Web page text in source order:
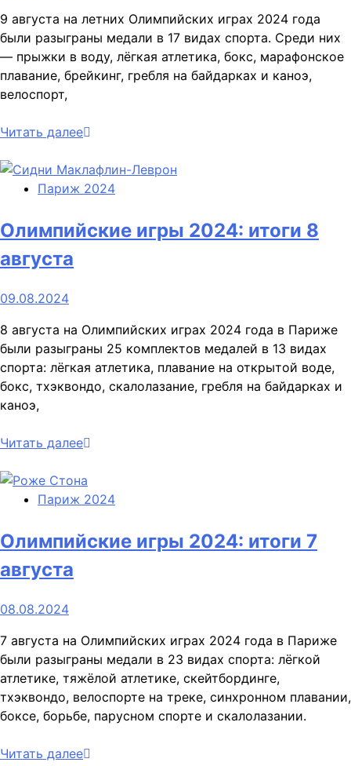
9 августа на летних Олимпийских играх 2024 года
были разыграны медали в 17 видах спорта. Среди них
— прыжки в воду, лёгкая атлетика, бокс, марафонское
плавание, брейкинг, гребля на байдарках и каноэ,
велоспорт,
Читать далее
Париж 2024
Олимпийские игры 2024: итоги 8
августа
09.08.2024
8 августа на Олимпийских играх 2024 года в Париже
были разыграны 25 комплектов медалей в 13 видах
спорта: лёгкая атлетика, плавание на открытой воде,
бокс, тхэквондо, скалолазание, гребля на байдарках и
каноэ,
Читать далее
Париж 2024
Олимпийские игры 2024: итоги 7
августа
08.08.2024
7 августа на Олимпийских играх 2024 года в Париже
были разыграны медали в 23 видах спорта: лёгкой
атлетике, тяжёлой атлетике, скейтбординге,
тхэквондо, велоспорте на треке, синхронном плавании,
боксе, борьбе, парусном спорте и скалолазании.
Читать далее